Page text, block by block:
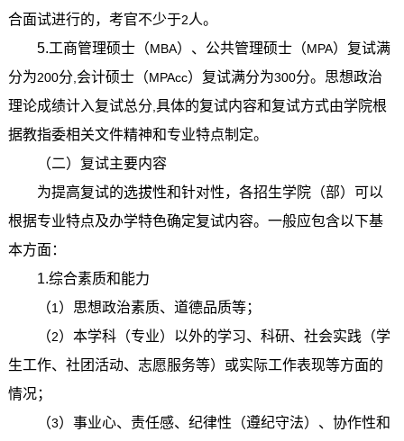
合面试进行的，考官不少于2人。
5.工商管理硕士（MBA）、公共管理硕士（MPA）复试满
分为200分 会计硕士（MPAcc）复试满分为300分。思想政治
理论成绩计入复试总分 具体的复试内容和复试方式由学院根
据教指委相关文件精神和专业特点制定。
（二）复试主要内容
为提高复试的选拔性和针对性，各招生学院（部）可以
根据专业特点及办学特色确定复试内容。一般应包含以下基
本方面：
1.综合素质和能力
（1 ）思想政治素质、道德品质等；
（2）本学科（专业）以外的学习、科研、社会实践（学
生工作、社团活动、志愿服务等）或实际工作表现等方面的
情况；
（3）事业心、责任感、纪律性（遵纪守法）、协作性和